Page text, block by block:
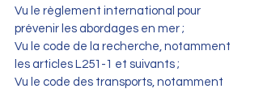
Vu le règlement international pour
prévenir les abordages en mer ;
Vu le code de la recherche, notamment
les articles L251-1 et suivants ;
Vu le code des transports, notamment